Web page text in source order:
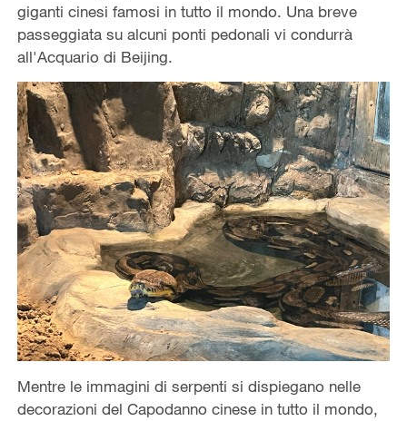
giganti cinesi famosi in tutto il mondo. Una breve
passeggiata su alcuni ponti pedonali vi condurrà
all'Acquario di Beijing.
Mentre le immagini di serpenti si dispiegano nelle
decorazioni del Capodanno cinese in tutto il mondo,